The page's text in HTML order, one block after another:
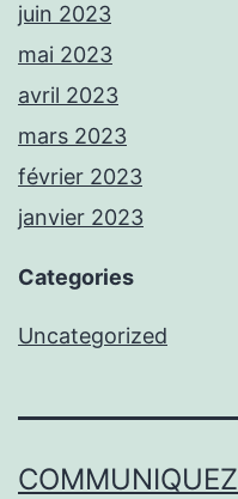
juin 2023
mai 2023
avril 2023
mars 2023
février 2023
janvier 2023
Categories
Uncategorized